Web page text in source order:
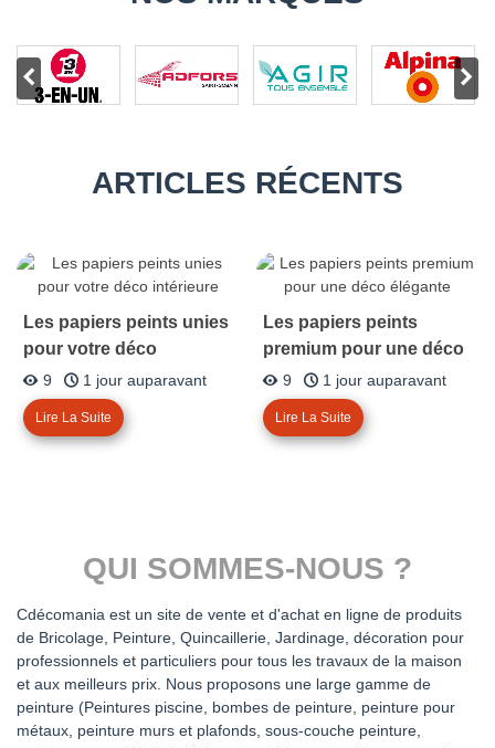
ARTICLES RÉCENTS
Les papiers peints unies
pour votre déco
intérieure
9 1 jour auparavant
Lire La Suite
Les papiers peints
premium pour une déco
élégante
9 1 jour auparavant
Lire La Suite
QUI SOMMES-NOUS ?
Cdécomania est un site de vente et d'achat en ligne de produits
de Bricolage, Peinture, Quincaillerie, Jardinage, décoration pour
professionnels et particuliers pour tous les travaux de la maison
et aux meilleurs prix. Nous proposons une large gamme de
peinture (Peintures piscine, bombes de peinture, peinture pour
métaux, peinture murs et plafonds, sous-couche peinture,